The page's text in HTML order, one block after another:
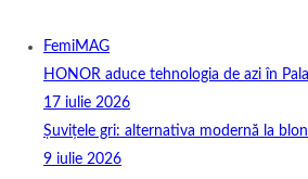
FemiMAG
HONOR aduce tehnologia de azi în
17 iulie 2026
Șuvițele gri: alternativa modernă la
9 iulie 2026